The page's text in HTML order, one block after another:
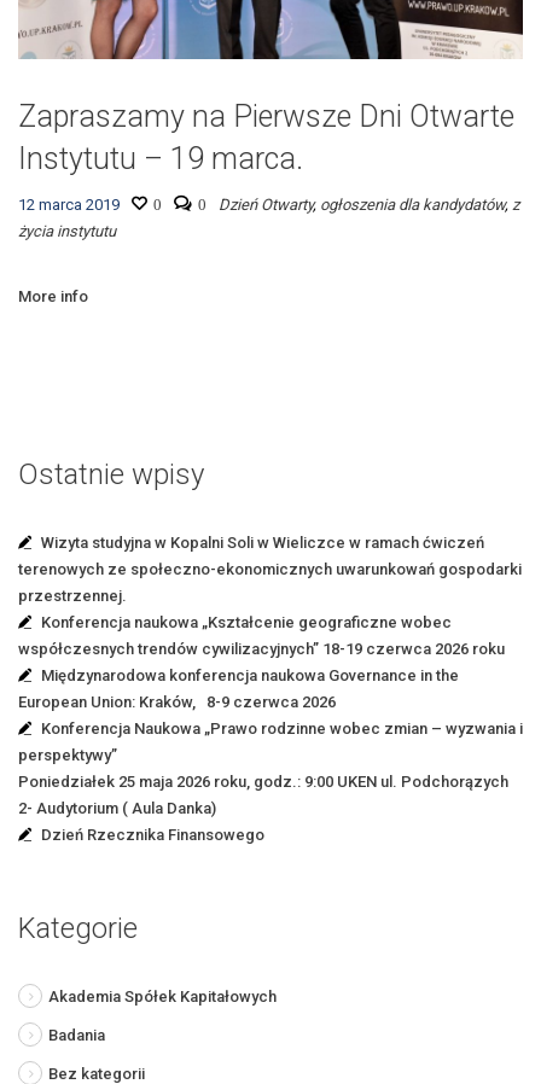
Zapraszamy na Pierwsze Dni Otwarte
Instytutu – 19 marca.
12 marca 2019 0 0 Dzień Otwarty, ogłoszenia dla kandydatów, z
życia instytutu
More info
Ostatnie wpisy
Wizyta studyjna w Kopalni Soli w Wieliczce w ramach ćwiczeń
terenowych ze społeczno-ekonomicznych uwarunkowań gospodarki
przestrzennej.
Konferencja naukowa „Kształcenie geograficzne wobec
współczesnych trendów cywilizacyjnych” 18-19 czerwca 2026 roku
Międzynarodowa konferencja naukowa Governance in the
European Union: Kraków, 8-9 czerwca 2026
Konferencja Naukowa „Prawo rodzinne wobec zmian – wyzwania i
perspektywy”
Poniedziałek 25 maja 2026 roku, godz.: 9:00 UKEN ul. Podchorązych
2- Audytorium ( Aula Danka)
Dzień Rzecznika Finansowego
Kategorie
Akademia Spółek Kapitałowych
Badania
Bez kategorii